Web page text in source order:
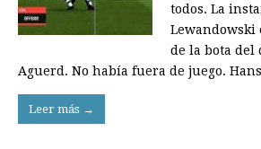
todos. La
Lewandowski
de la bota del
Aguerd. No había fuera de juego.
Leer más →